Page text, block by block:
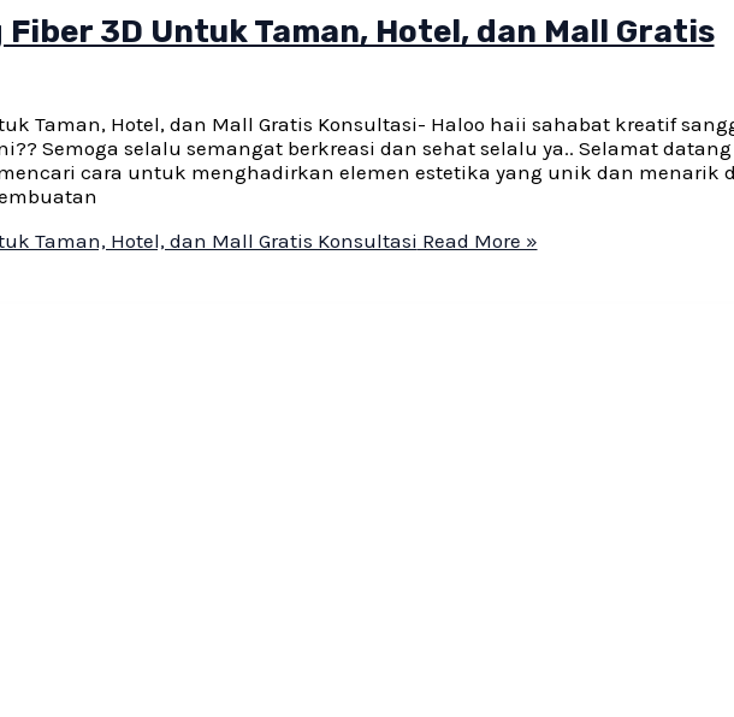
3D Untuk Taman, Hotel, dan Mall Gratis
Taman, Hotel, dan Mall Gratis Konsultasi- Haloo haii sahabat kreatif
Semoga selalu semangat berkreasi dan sehat selalu ya.. Selamat datang
cara untuk menghadirkan elemen estetika yang unik dan menarik
Taman, Hotel, dan Mall Gratis Konsultasi Read More »